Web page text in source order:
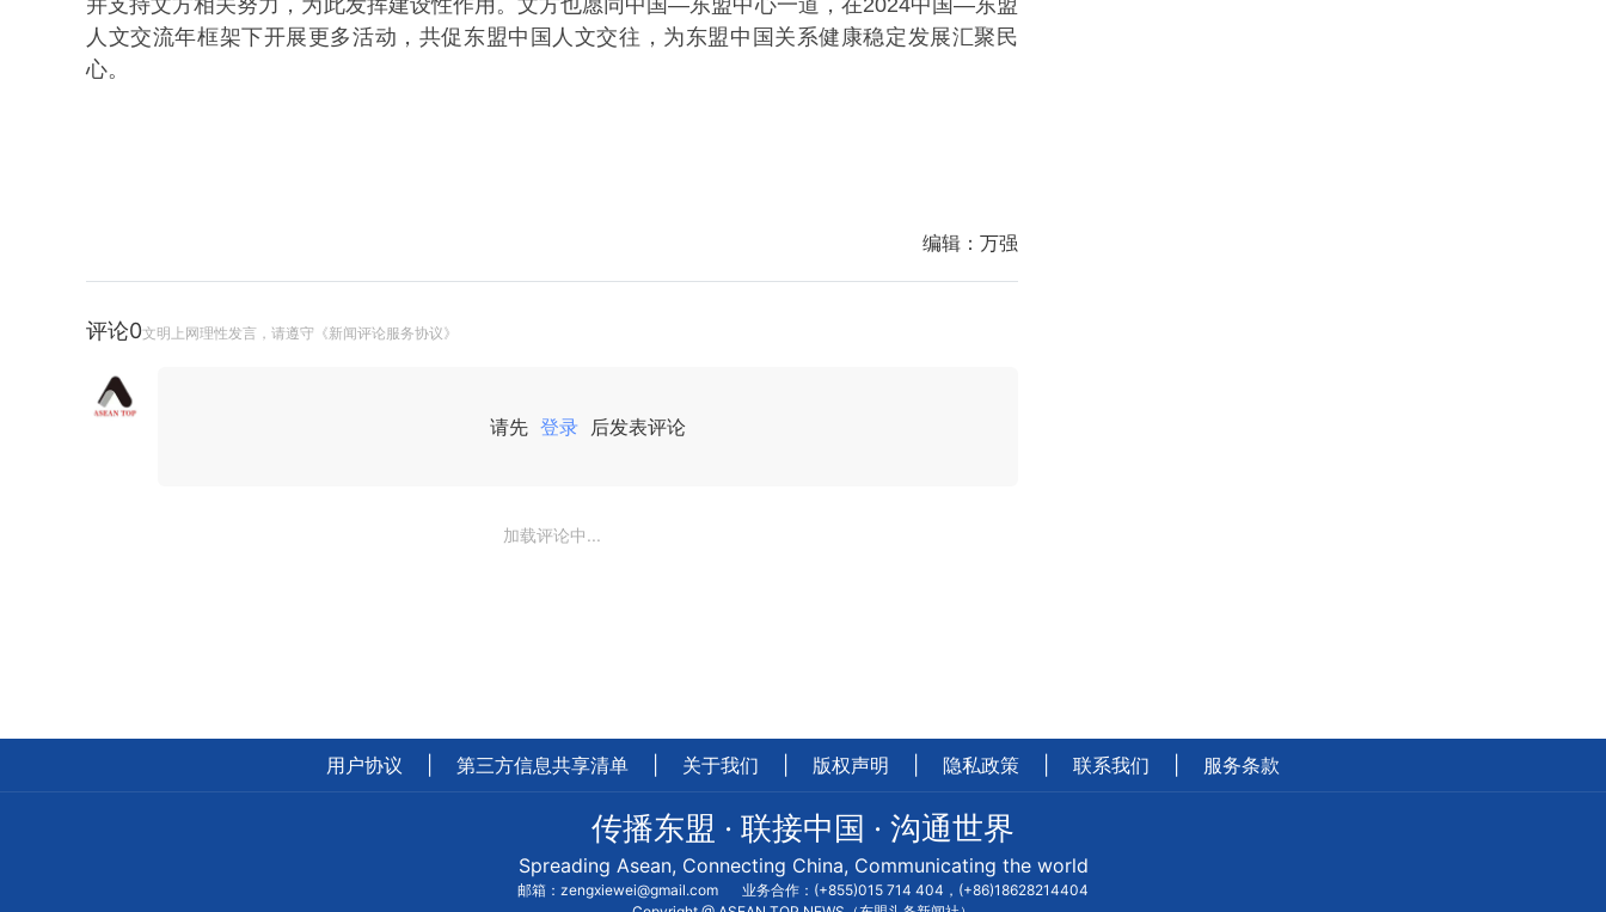
人文交流年框架下开展更多活动，共促东盟中国人文交往，为东盟中国关系健康稳定发展汇聚民
心。
编辑： 万强
评论0文明上网理性发言，请遵守《新闻评论服务协议》
请先 登录 后发表评论
加载评论中...
用户协议 第三方信息共享清单 关于我们 版权声明 隐私政策 联系我们 服务条款
传播东盟 · 联接中国 · 沟通世界
Spreading Asean, Connecting China, Communicating the world
邮箱：zengxiewei@gmail.com
业务合作：(+855)015 714 404，(+86)18628214404